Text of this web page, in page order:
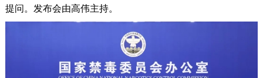
提问。发布会由高伟主持。